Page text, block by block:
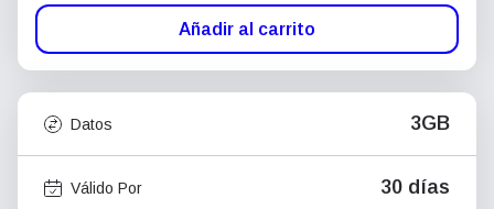
Añadir al carrito
Datos 3GB
Válido Por 30 días